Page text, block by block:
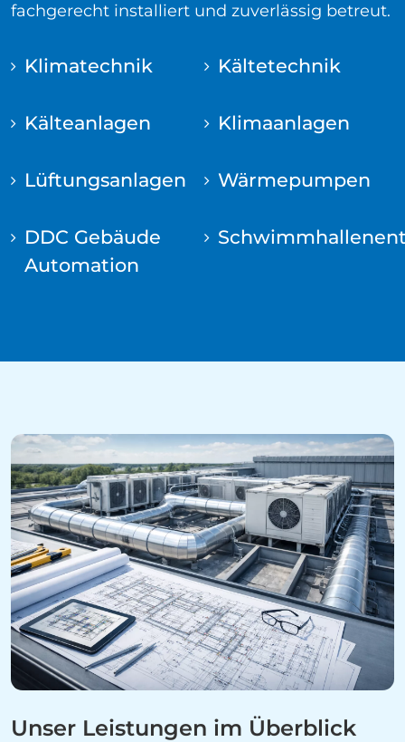
fachgerecht installiert und zuverlässig betreut.
Klimatechnik Kältetechnik
Kälteanlagen Klimaanlagen
Lüftungsanlagen Wärmepumpen
DDC Gebäude
Automation
Unser Leistungen im Überblick